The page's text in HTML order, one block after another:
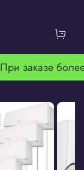
При заказе